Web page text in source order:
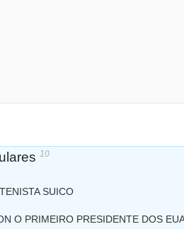
10
SUICO
O PRIMEIRO PRESIDENTE DOS